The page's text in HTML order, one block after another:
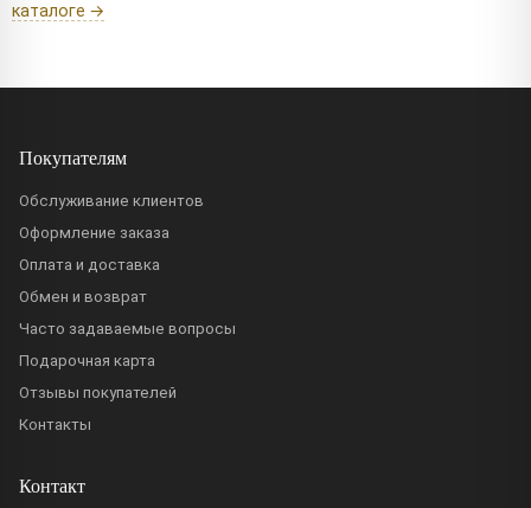
каталоге →
Покупателям
Обслуживание клиентов
Оформление заказа
Оплата и доставка
Обмен и возврат
Часто задаваемые вопросы
Подарочная карта
Отзывы покупателей
Контакты
Контакт